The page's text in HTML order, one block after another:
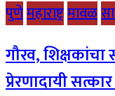
पुणेमहाराष्ट्रमावळ
गौरव, शिक्षकांचा
प्रेरणादायी